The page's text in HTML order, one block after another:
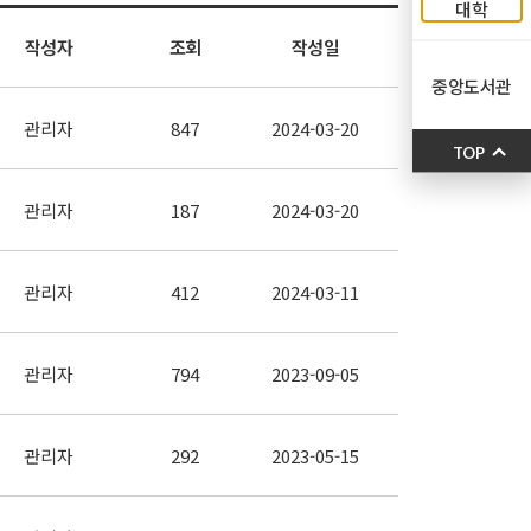
작성자 조회 작성일
관리자 847 2024-03-20
관리자 187 2024-03-20
관리자 412 2024-03-11
관리자 794 2023-09-05
관리자 292 2023-05-15
대학
중앙도서관
TOP